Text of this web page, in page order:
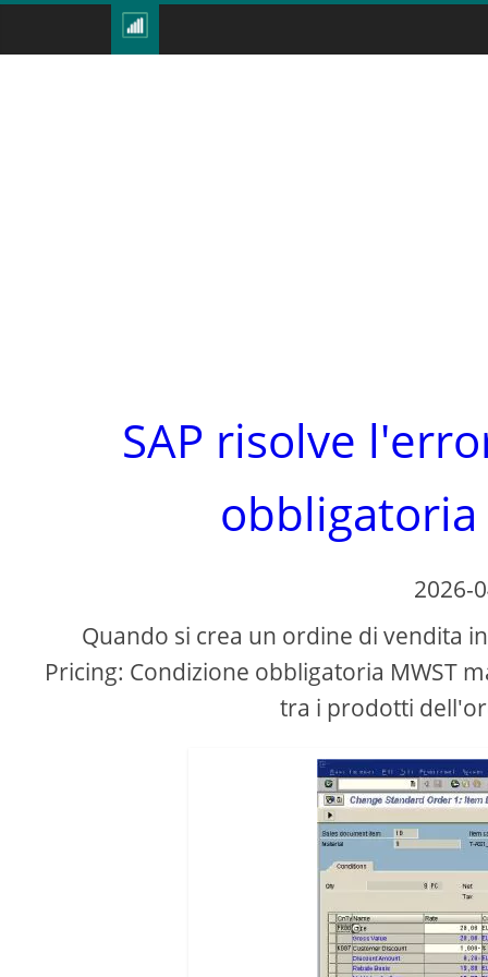
SAP risolve
obbligatoria
2026-
Quando si crea un ordine di vendita
Pricing: Condizione obbligatoria MWST
tra i prodotti